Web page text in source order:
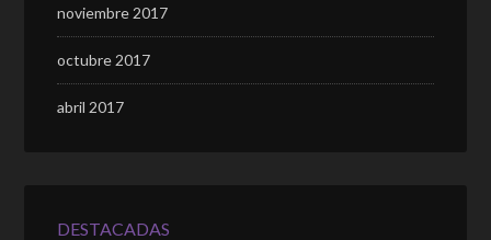
noviembre 2017
octubre 2017
abril 2017
DESTACADAS